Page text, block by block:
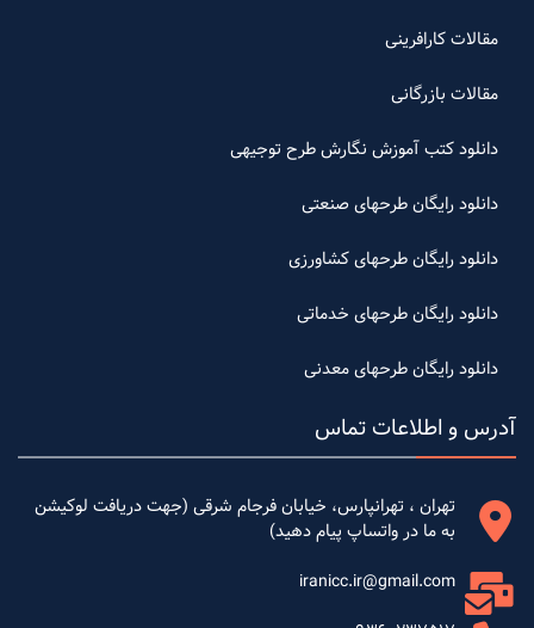
مقالات کارافرینی
مقالات بازرگانی
دانلود کتب آموزش نگارش طرح توجیهی
دانلود رایگان طرحهای صنعتی
دانلود رایگان طرحهای کشاورزی
دانلود رایگان طرحهای خدماتی
دانلود رایگان طرحهای معدنی
آدرس و اطلاعات تماس
تهران ، تهرانپارس، خیابان فرجام شرقی (جهت دریافت لوکیشن
به ما در واتساپ پیام دهید)
iranicc.ir@gmail.com